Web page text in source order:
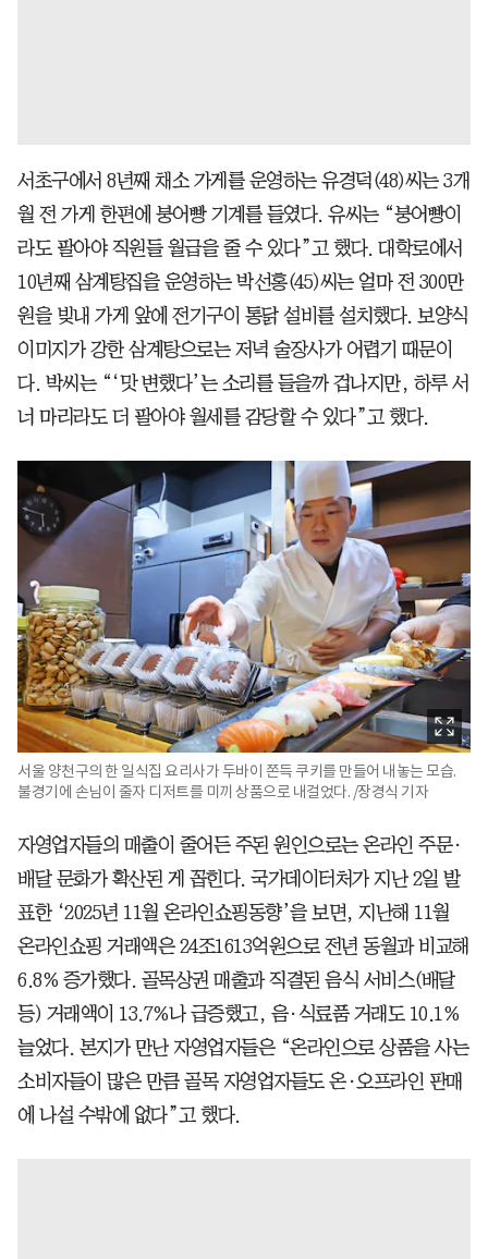
서초구에서 8년째 채소 가게를 운영하는 유경덕(48)씨는 3개
월 전 가게 한편에 붕어빵 기계를 들였다. 유씨는 “붕어빵이
라도 팔아야 직원들 월급을 줄 수 있다”고 했다. 대학로에서
10년째 삼계탕집을 운영하는 박선홍(45)씨는 얼마 전 300만
원을 빚내 가게 앞에 전기구이 통닭 설비를 설치했다. 보양식
이미지가 강한 삼계탕으로는 저녁 술장사가 어렵기 때문이
다. 박씨는 “‘맛 변했다’는 소리를 들을까 겁나지만, 하루 서
너 마리라도 더 팔아야 월세를 감당할 수 있다”고 했다.
서울 양천구의 한 일식집 요리사가 두바이 쫀득 쿠키를 만들어 내놓는 모습.
불경기에 손님이 줄자 디저트를 미끼 상품으로 내걸었다. /장경식 기자
자영업자들의 매출이 줄어든 주된 원인으로는 온라인 주문·
배달 문화가 확산된 게 꼽힌다. 국가데이터처가 지난 2일 발
표한 ‘2025년 11월 온라인쇼핑동향’을 보면, 지난해 11월
온라인쇼핑 거래액은 24조1613억원으로 전년 동월과 비교해
6.8% 증가했다. 골목상권 매출과 직결된 음식 서비스(배달
등) 거래액이 13.7%나 급증했고, 음·식료품 거래도 10.1%
늘었다. 본지가 만난 자영업자들은 “온라인으로 상품을 사는
소비자들이 많은 만큼 골목 자영업자들도 온·오프라인 판매
에 나설 수밖에 없다”고 했다.